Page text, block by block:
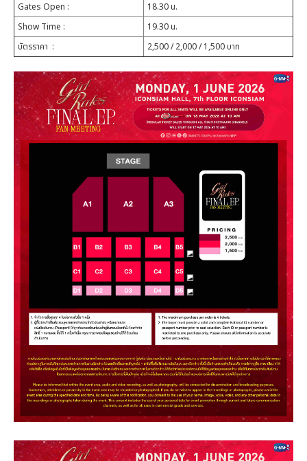
Gates Open :
18.30 น.
Show Time :
19.30 น.
บัตรราคา : 2,500 / 2,000 / 1,500 บาท